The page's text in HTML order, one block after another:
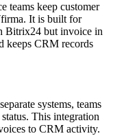
teams keep customer
It is built for
Bitrix24 but invoice in
keeps CRM records
systems, teams
This integration
to CRM activity.